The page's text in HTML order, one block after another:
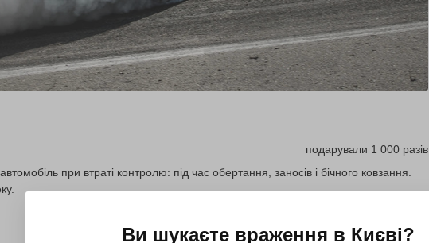
подарували 1 000 разів
при втраті контролю: під час обертання, заносів і бічного ковзання.
Ви шукаєте враження в Києві?